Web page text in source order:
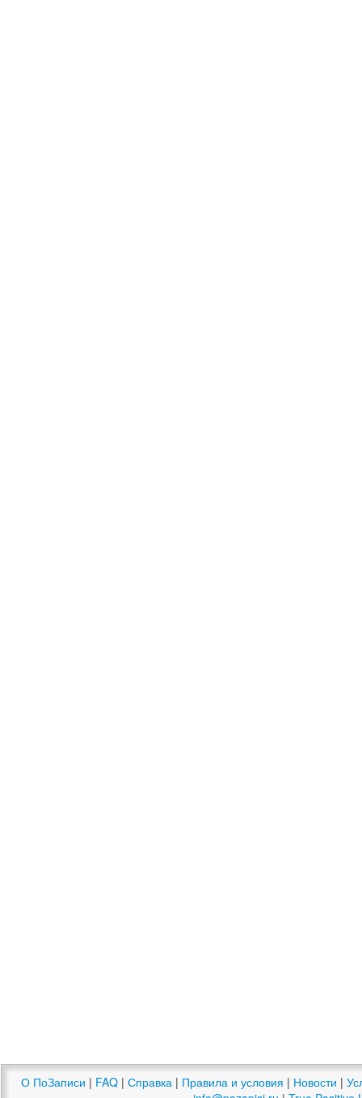
О ПоЗаписи | FAQ | Справка | Правила и условия | Новости |